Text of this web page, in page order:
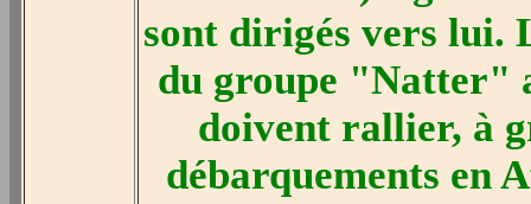
sont dirigés vers lui.
du groupe "Natter"
doivent rallier, à
débarquements en